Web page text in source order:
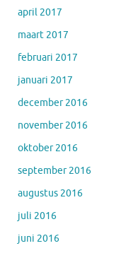
april 2017
maart 2017
februari 2017
januari 2017
december 2016
november 2016
oktober 2016
september 2016
augustus 2016
juli 2016
juni 2016